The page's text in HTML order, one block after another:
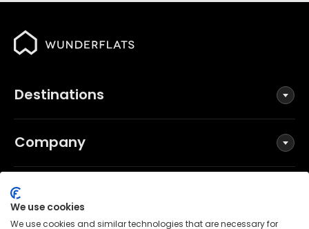
Destinations
Company
Social
We use cookies
We use cookies and similar technologies that are necessary for